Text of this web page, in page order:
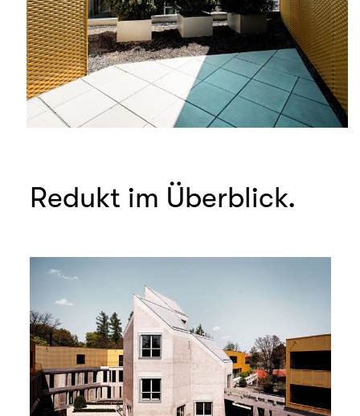
Redukt im Überblick.